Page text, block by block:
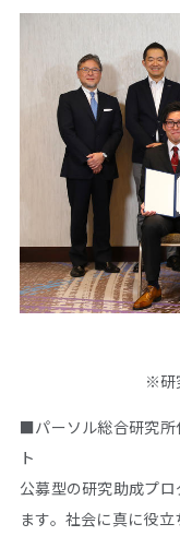
※研
■パーソル総合研究
ト
公募型の研究助成プ
ます。社会に真に役